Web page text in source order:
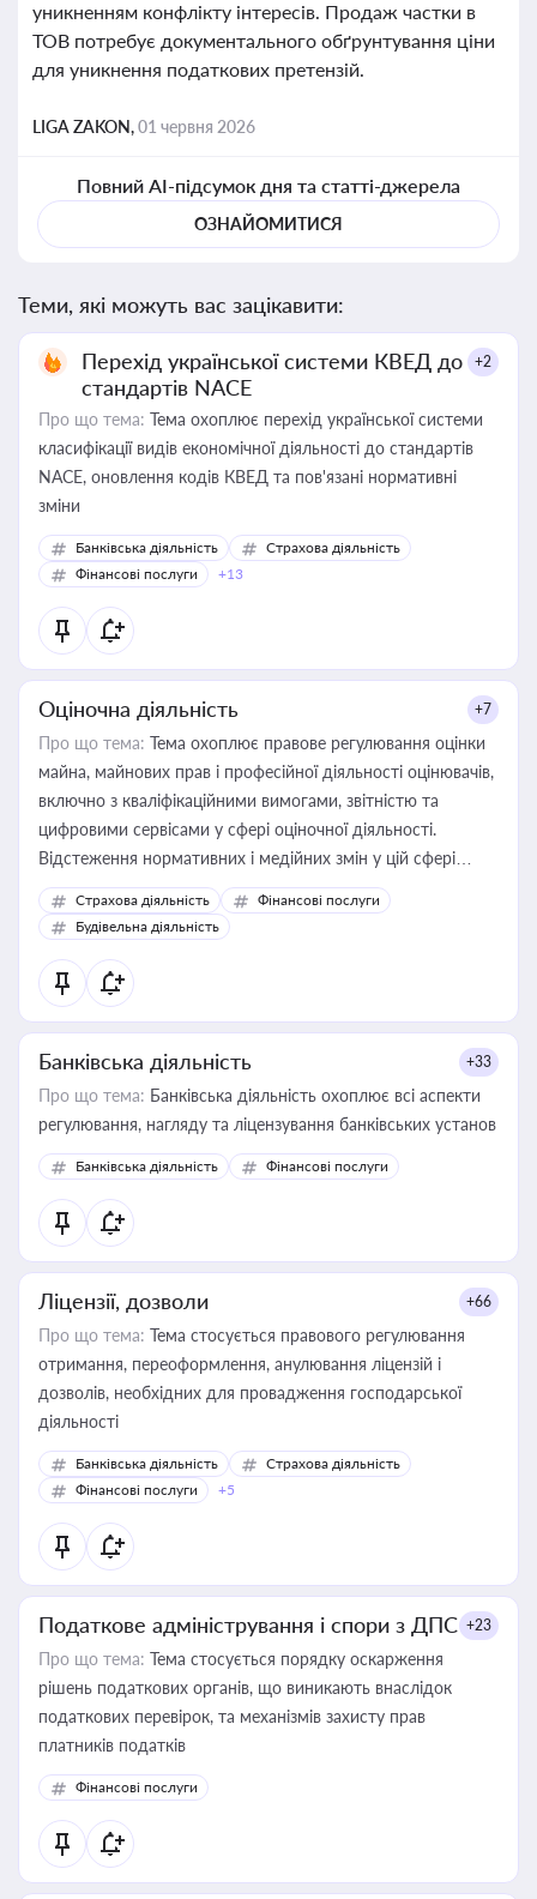
уникненням конфлікту інтересів. Продаж частки в
ТОВ потребує документального обґрунтування ціни
для уникнення податкових претензій.
LIGA ZAKON,01 червня 2026
Повний AI-підсумок дня та статті-джерела
ОЗНАЙОМИТИСЯ
Теми, які можуть вас зацікавити:
Перехід української системи КВЕД до
стандартів NACE
+2
Про що тема: Тема охоплює перехід української системи
класифікації видів економічної діяльності до стандартів
NACE, оновлення кодів КВЕД та пов'язані нормативні
зміни
Банківська діяльність
Страхова діяльність
Фінансові послуги
+13
Оціночна діяльність +7
Про що тема: Тема охоплює правове регулювання оцінки
майна, майнових прав і професійної діяльності оцінювачів,
включно з кваліфікаційними вимогами, звітністю та
цифровими сервісами у сфері оціночної діяльності.
Відстеження нормативних і медійних змін у цій сфері
корисне для власника бізнесу, керівника, юриста або
бухгалтера під час оподаткування, приватизації, оренди
державного майна, корпоративних угод і перевірки
статусу суб'єктів оціночної діяльності
Страхова діяльність
Фінансові послуги
Будівельна діяльність
Банківська діяльність +33
Про що тема: Банківська діяльність охоплює всі аспекти
регулювання, нагляду та ліцензування банківських установ
Банківська діяльність Фінансові послуги
Ліцензії, дозволи +66
Про що тема: Тема стосується правового регулювання
отримання, переоформлення, анулювання ліцензій і
дозволів, необхідних для провадження господарської
діяльності
Банківська діяльність
Страхова діяльність
Фінансові послуги
+5
Податкове адміністрування і спори з ДПС +23
Про що тема: Тема стосується порядку оскарження
рішень податкових органів, що виникають внаслідок
податкових перевірок, та механізмів захисту прав
платників податків
Фінансові послуги